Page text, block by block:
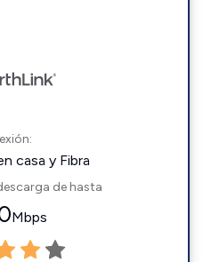
casa y Fibra
de hasta
Mbps